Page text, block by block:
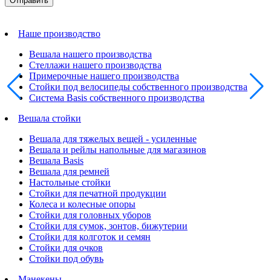
Наше производство
Вешала нашего производства
Стеллажи нашего производства
Примерочные нашего производства
Стойки под велосипеды собственного производства
Система Basis собственного производства
Вешала стойки
Вешала для тяжелых вещей - усиленные
Вешала и рейлы напольные для магазинов
Вешала Basis
Вешала для ремней
Настольные стойки
Стойки для печатной продукции
Колеса и колесные опоры
Стойки для головных уборов
Стойки для сумок, зонтов, бижутерии
Стойки для колготок и семян
Стойки для очков
Стойки под обувь